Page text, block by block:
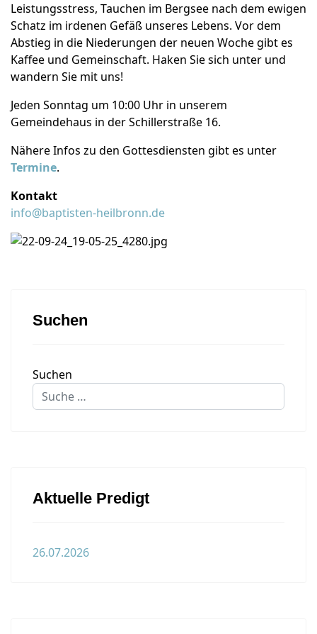
Leistungsstress, Tauchen im Bergsee nach dem ewigen
Schatz im irdenen Gefäß unseres Lebens. Vor dem
Abstieg in die Niederungen der neuen Woche gibt es
Kaffee und Gemeinschaft. Haken Sie sich unter und
wandern Sie mit uns!
Jeden Sonntag um 10:00 Uhr in unserem
Gemeindehaus in der Schillerstraße 16.
Nähere Infos zu den Gottesdiensten gibt es unter
Termine.
Kontakt
info@baptisten-heilbronn.de
Suchen
Suchen
Aktuelle Predigt
26.07.2026